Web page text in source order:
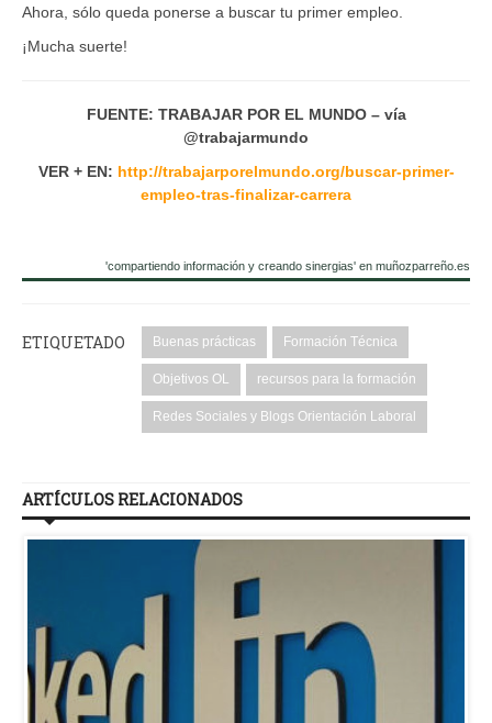
Ahora, sólo queda ponerse a buscar tu primer empleo.
¡Mucha suerte!
FUENTE: TRABAJAR POR EL MUNDO – vía
@trabajarmundo
VER + EN: http://trabajarporelmundo.org/buscar-primer-
empleo-tras-finalizar-carrera
'compartiendo información y creando sinergias' en muñozparreño.es
ETIQUETADO Buenas prácticas Formación Técnica
Objetivos OL recursos para la formación
Redes Sociales y Blogs Orientación Laboral
ARTÍCULOS RELACIONADOS